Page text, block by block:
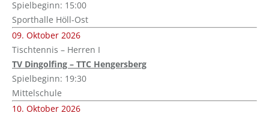
Spielbeginn: 15:00
Sporthalle Höll-Ost
09. Oktober 2026
Tischtennis – Herren I
TV Dingolfing – TTC Hengersberg
Spielbeginn: 19:30
Mittelschule
10. Oktober 2026